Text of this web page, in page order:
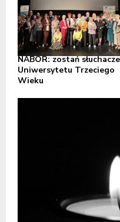
NABÓR: zostań
Uniwersytetu Trzeciego
Wieku